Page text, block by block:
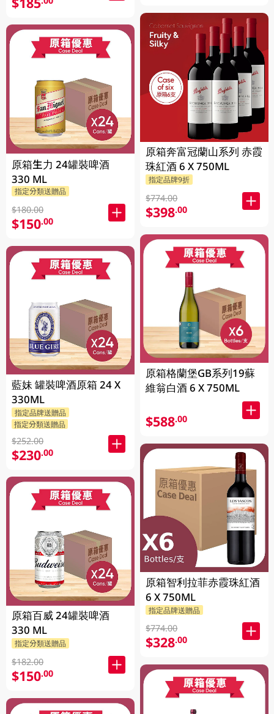
原箱生力 24罐裝啤酒
330 ML
指定分類送贈品
$180.00
$150.00
藍妹 罐裝啤酒原箱 24 X
330ML
指定品牌送贈品
指定分類送贈品
$252.00
$230.00
原箱百威 24罐裝啤酒
330 ML
指定分類送贈品
$182.00
$150.00
原箱奔富冠蘭山系列 赤霞
珠紅酒 6 X 750ML
指定品牌9折
$774.00
$398.00
原箱格蘭堡GB系列19蘇
維翁白酒 6 X 750ML
$588.00
原箱智利拉菲赤霞珠紅酒
6 X 750ML
指定品牌送贈品
$774.00
$328.00